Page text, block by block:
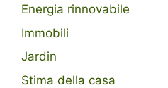
Energia rinnovabile
Immobili
Jardin
Stima della casa